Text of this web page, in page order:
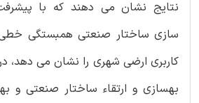
نتایج نشان می دهند که با
سازی ساختار صنعتی همبستگی خطی
کاربری ارضی شهری را نشان می دهد،
بهسازی و ارتقاء ساختار صنعتی و